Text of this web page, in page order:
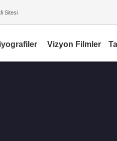
Sitesi
Vizyon Filmler